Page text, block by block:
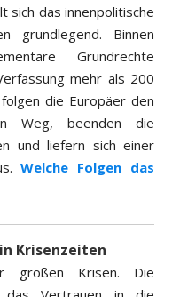
sich das innenpolitische
grundlegend. Binnen
Grundrechte
mehr als 200
die Europäer den
Weg, beenden die
und liefern sich einer
Welche Folgen das
Krisenzeiten
Krisen. Die